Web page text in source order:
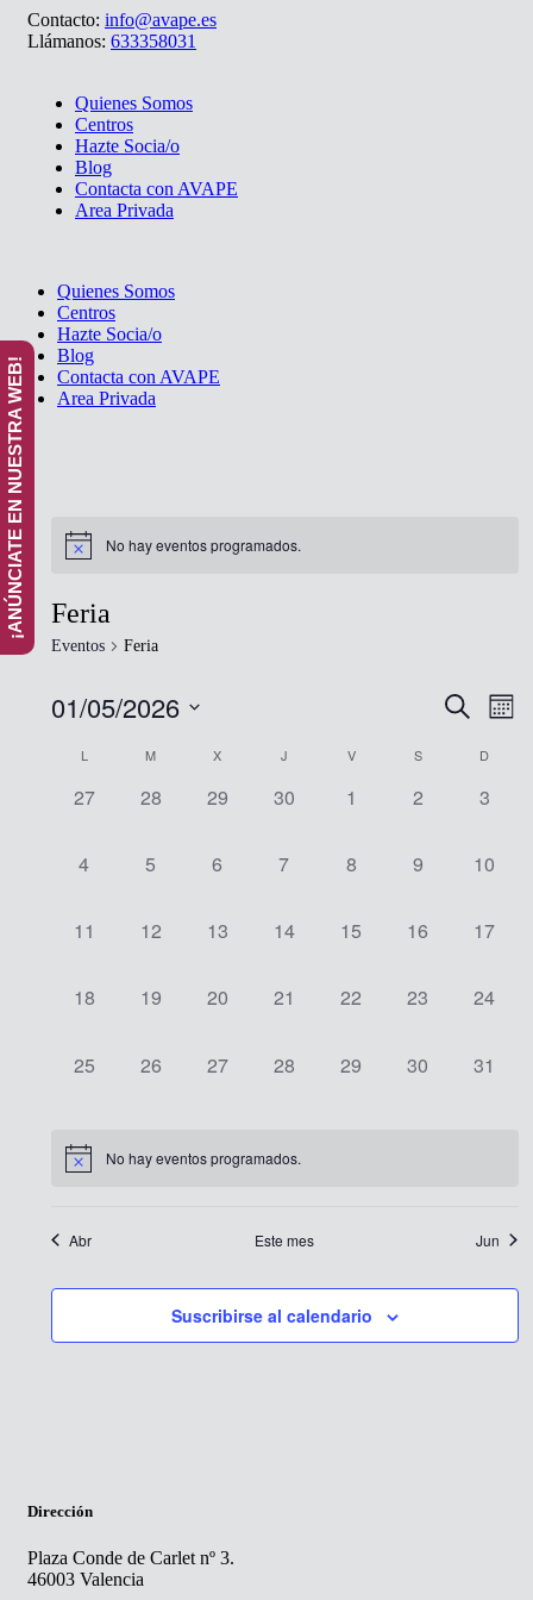
Contacto: info@avape.es
Llámanos: 633358031
Quienes Somos
Centros
Hazte Socia/o
Blog
Contacta con AVAPE
Area Privada
Quienes Somos
Centros
Hazte Socia/o
Blog
Contacta con AVAPE
Area Privada
No hay eventos programados.
Feria
Eventos Feria
Buscar
de
Mes
01/05/2026
fecha.
Calendario
de
L M X J V S D
0
27
0
28
0
29
0
30
0
1
0
2
0
3
0
4
0
5
0
6
0
7
0
8
0
9
0
10
0
11
0
12
0
13
0
14
0
15
0
16
0
17
0
18
0
19
0
20
0
21
0
22
0
23
0
24
0
25
0
26
0
27
0
28
0
29
0
30
0
31
No hay eventos programados.
Abr Este mes Jun
Suscribirse al calendario
Dirección
Plaza Conde de Carlet nº 3.
46003 Valencia
¡ANÚNCIATE EN NUESTRA WEB!